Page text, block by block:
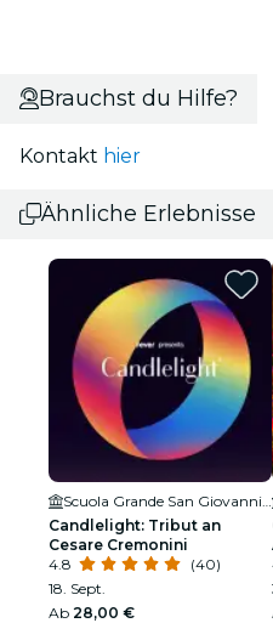
Brauchst du Hilfe?
Kontakt hier
Ähnliche Erlebnisse
Candlelight: Tribut an
Cesare Cremonini
4.8
(40)
18. Sept.
Ab 28,00 €